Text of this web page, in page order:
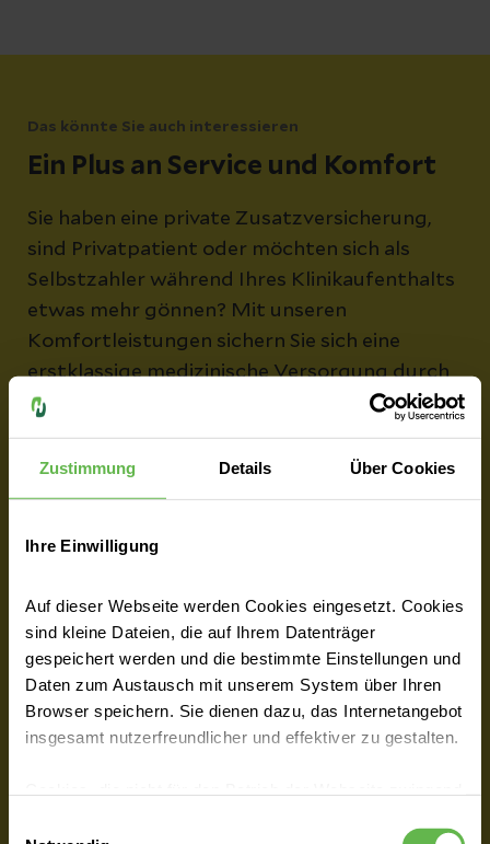
Zustimmung Details Über Cookies
Ihre Einwilligung
Auf dieser Webseite werden Cookies eingesetzt. Cookies
sind kleine Dateien, die auf Ihrem Datenträger
gespeichert werden und die bestimmte Einstellungen und
Daten zum Austausch mit unserem System über Ihren
Browser speichern. Sie dienen dazu, das Internetangebot
insgesamt nutzerfreundlicher und effektiver zu gestalten.
Das könnte Sie auch interessieren
Ein Plus an Service und Komfort
Sie haben eine private Zusatzversicherung,
sind Privatpatient oder möchten sich als
Selbstzahler während Ihres Klinikaufenthalts
etwas mehr gönnen? Mit unseren
Komfortleistungen sichern Sie sich eine
erstklassige medizinische Versorgung durch
Ihre Wahlärztin oder Ihren Wahlarzt sowie
eine exklusive Unterbringung mit
besonderem Service..
Zimmerwahl
Arztwahl